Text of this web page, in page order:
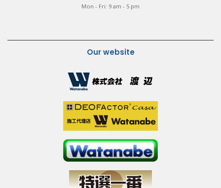
Mon - Fri: 9 am - 5 pm
Our website